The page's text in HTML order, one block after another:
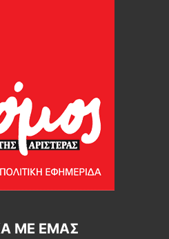
ΜΕ ΕΜΆΣ